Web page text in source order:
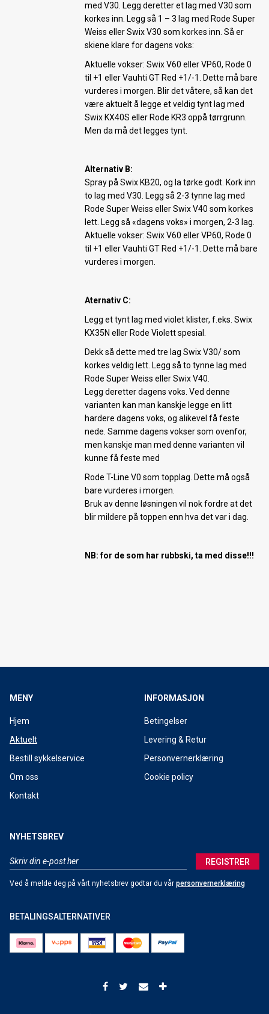
med V30. Legg deretter et lag med V30 som
korkes inn. Legg så 1 – 3 lag med Rode Super
Weiss eller Swix V30 som korkes inn. Så er
skiene klare for dagens voks:
Aktuelle vokser: Swix V60 eller VP60, Rode 0
til +1 eller Vauhti GT Red +1/-1. Dette må bare
vurderes i morgen. Blir det våtere, så kan det
være aktuelt å legge et veldig tynt lag med
Swix KX40S eller Rode KR3 oppå tørrgrunn.
Men da må det legges tynt.
Alternativ B:
Spray på Swix KB20, og la tørke godt. Kork inn
to lag med V30. Legg så 2-3 tynne lag med
Rode Super Weiss eller Swix V40 som korkes
lett. Legg så «dagens voks» i morgen, 2-3 lag.
Aktuelle vokser: Swix V60 eller VP60, Rode 0
til +1 eller Vauhti GT Red +1/-1. Dette må bare
vurderes i morgen.
Aternativ C:
Legg et tynt lag med violet klister, f.eks. Swix
KX35N eller Rode Violett spesial.
Dekk så dette med tre lag Swix V30/ som
korkes veldig lett. Legg så to tynne lag med
Rode Super Weiss eller Swix V40.
Legg deretter dagens voks. Ved denne
varianten kan man kanskje legge en litt
hardere dagens voks, og alikevel få feste
nede. Samme dagens vokser som ovenfor,
men kanskje man med denne varianten vil
kunne få feste med
Rode T-Line V0 som topplag. Dette må også
bare vurderes i morgen.
Bruk av denne løsningen vil nok fordre at det
blir mildere på toppen enn hva det var i dag.
NB: for de som har rubbski, ta med disse!!!
MENY
Hjem
Aktuelt
Bestill sykkelservice
Om oss
Kontakt
INFORMASJON
Betingelser
Levering & Retur
Personvernerklæring
Cookie policy
NYHETSBREV
REGISTRER
Ved å melde deg på vårt nyhetsbrev godtar du vår personvernerklæring
BETALINGSALTERNATIVER